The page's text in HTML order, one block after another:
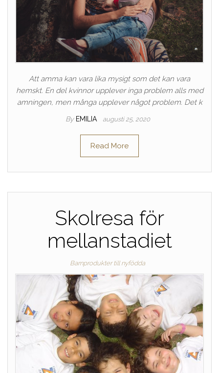
Att amma kan vara lika mysigt som det kan vara
hemskt. En del kvinnor upplever inga problem alls med
amningen, men många upplever något problem. Det k
By EMILIA augusti 25, 2020
Read More
Skolresa för
mellanstadiet
Barnprodukter till nyfödda